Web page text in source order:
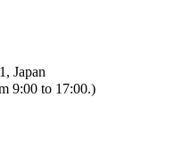
Japan
9:00 to 17:00.)